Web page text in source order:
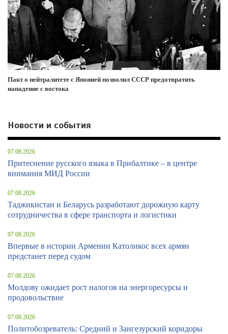
Пакт о нейтралитете с Японией позволил СССР предотвратить
нападение с востока
Новости и события
07.08.2026
Притеснение русского языка в Прибалтике – в центре
внимания МИД России
07.08.2026
Таджикистан и Беларусь разработают дорожную карту
сотрудничества в сфере транспорта и логистики
07.08.2026
Впервые в истории Армении Католикос всех армян
предстанет перед судом
07.08.2026
Молдову ожидает рост налогов на энергоресурсы и
продовольствие
07.08.2026
Политобозреватель: Средний и Зангезурский коридоры